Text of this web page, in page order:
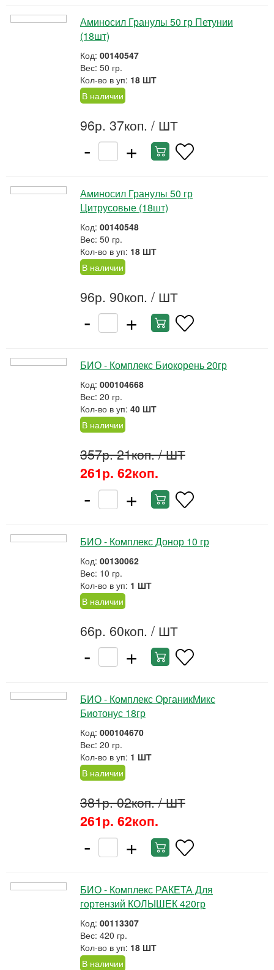
Аминосил Гранулы 50 гр Петунии
(18шт)
Код: 00140547
Вес: 50 гр.
Кол-во в уп: 18 ШТ
В наличии
96р. 37коп. / ШТ
- +
Аминосил Гранулы 50 гр
Цитрусовые (18шт)
Код: 00140548
Вес: 50 гр.
Кол-во в уп: 18 ШТ
В наличии
96р. 90коп. / ШТ
- +
БИО - Комплекс Биокорень 20гр
Код: 000104668
Вес: 20 гр.
Кол-во в уп: 40 ШТ
В наличии
357р. 21коп./ ШТ
261р. 62коп.
- +
БИО - Комплекс Донор 10 гр
Код: 00130062
Вес: 10 гр.
Кол-во в уп: 1 ШТ
В наличии
66р. 60коп. / ШТ
- +
БИО - Комплекс ОрганикМикс
Биотонус 18гр
Код: 000104670
Вес: 20 гр.
Кол-во в уп: 1 ШТ
В наличии
381р. 02коп./ ШТ
261р. 62коп.
- +
БИО - Комплекс РАКЕТА Для
гортензий КОЛЫШЕК 420гр
Код: 00113307
Вес: 420 гр.
Кол-во в уп: 18 ШТ
В наличии